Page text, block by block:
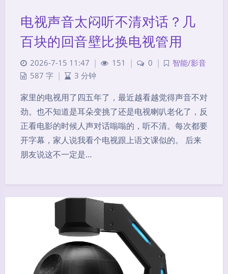
电视声音太闷听不清对话？几
百块的回音壁比换电视管用
2026-7-15 11:47 | 151 | 0 |
智能/影音
587 字 | 3 分钟
家里的电视用了四五年了，最近越看越觉得声音不对
劲。也不知道是耳朵变挑了还是电视喇叭老化了，反
正看电影的时候人声对话嗡嗡的，听不清。每次都要
开字幕，家人说我看个电视跟上语文课似的。 后来
朋友说这不一定是…